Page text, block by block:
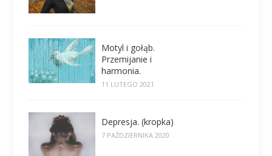
Motyl i gołąb.
Przemijanie i
harmonia.
11 LUTEGO 2021
Depresja. (kropka)
7 PAŹDZIERNIKA 2020